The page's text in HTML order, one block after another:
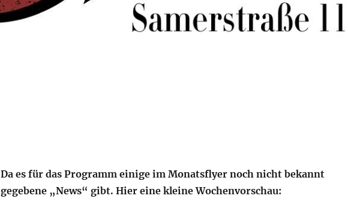
Da es für das Programm einige im Monatsflyer noch nicht bekannt
gegebene „News“ gibt. Hier eine kleine Wochenvorschau: